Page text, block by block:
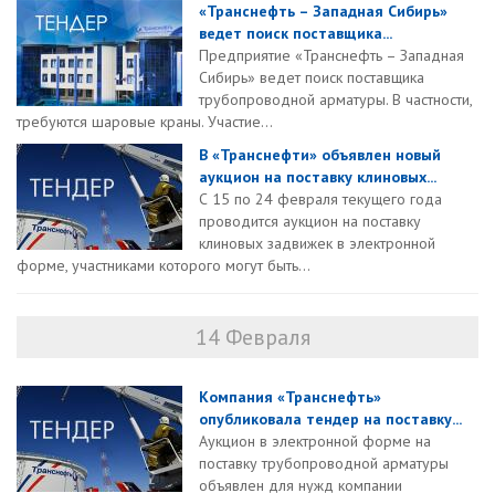
«Транснефть – Западная Сибирь»
ведет поиск поставщика...
Предприятие «Транснефть – Западная
Сибирь» ведет поиск поставщика
трубопроводной арматуры. В частности,
требуются шаровые краны. Участие...
В «Транснефти» объявлен новый
аукцион на поставку клиновых...
С 15 по 24 февраля текущего года
проводится аукцион на поставку
клиновых задвижек в электронной
форме, участниками которого могут быть...
14 Февраля
Компания «Транснефть»
опубликовала тендер на поставку...
Аукцион в электронной форме на
поставку трубопроводной арматуры
объявлен для нужд компании